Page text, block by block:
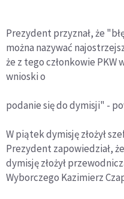
Prezydent przyznał, że
można nazywać
że z tego członkowie PKW
wnioski o
podanie się do dymisji" -
W piątek dymisję złożył
Prezydent zapowiedział,
dymisję złożył
Wyborczego Kazimierz